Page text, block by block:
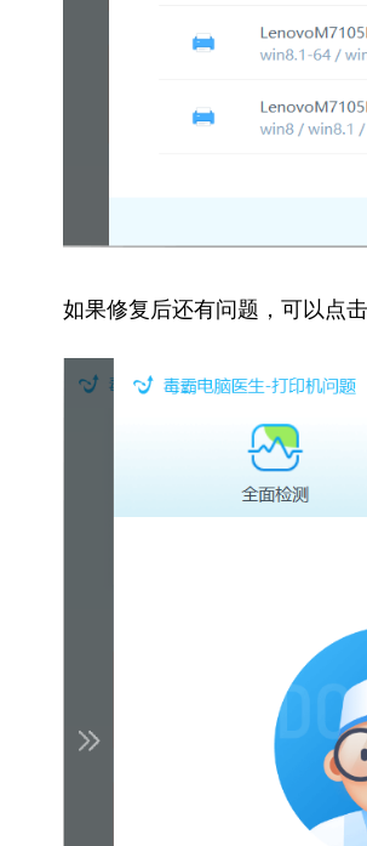
如果修复后还有问题，可以点